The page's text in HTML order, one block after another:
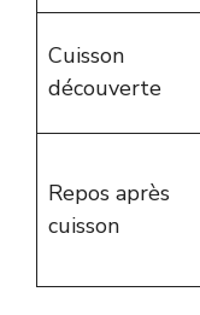
Cuisson
découverte
Repos après
cuisson